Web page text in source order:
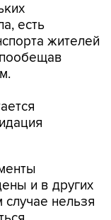
есть
жителей
и в других
случае нельзя